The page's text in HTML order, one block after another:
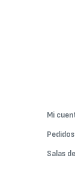
Mi
Pedidos
Salas